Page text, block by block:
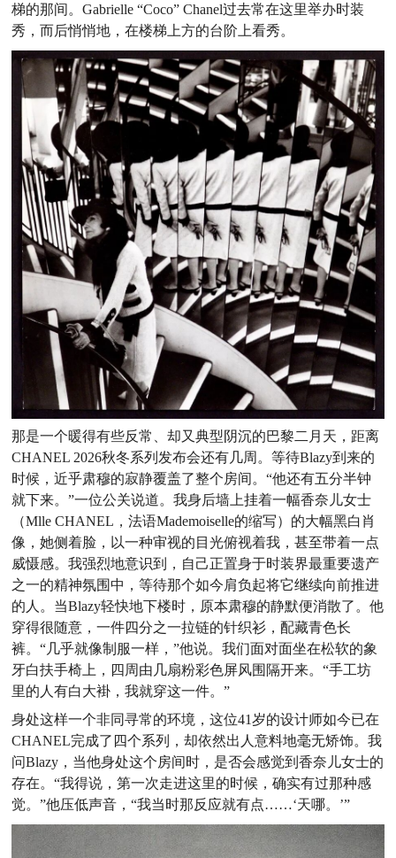
梯的那间。Gabrielle “Coco” Chanel过去常在这里举办时装
秀，而后悄悄地，在楼梯上方的台阶上看秀。
那是一个暖得有些反常、却又典型阴沉的巴黎二月天，距离
CHANEL 2026秋冬系列发布会还有几周。等待Blazy到来的
时候，近乎肃穆的寂静覆盖了整个房间。“他还有五分半钟
就下来。”一位公关说道。我身后墙上挂着一幅香奈儿女士
（Mlle CHANEL，法语Mademoiselle的缩写）的大幅黑白 肖
像，她侧着脸，以一种审视的目光俯视着我，甚至带着一点
威慑感。我强烈地意识到，自己正置身于时装界最重要遗产
之一的精神氛围中，等待那个如今肩负起将它继续向前推进
的人。 当Blazy轻快地下楼时，原本肃穆的静默便消散了。他
穿得很随意，一件四分之一拉链的针织衫，配藏青色长
裤。“几乎就像制服一样，”他说。我们面对面坐在松软的象
牙白扶手椅上，四 周由几扇粉彩色屏风围隔开来。“手工坊
里的人有白大褂，我就穿这一件。”
身处这样一个非同寻常的环境，这位41岁的设计师如今已在
CHANEL完成了四个系列，却依然出人意料地毫无矫饰。我
问Blazy，当他身处这个房间时，是否会感觉到香奈儿女士的
存在。“我得说，第一次走进这里的时候，确实有过那种感
觉。”他压低声音，“我当时那反应就有点……‘天哪。’”